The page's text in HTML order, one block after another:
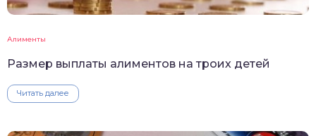
Алименты
Размер выплаты алиментов на троих детей
Читать далее